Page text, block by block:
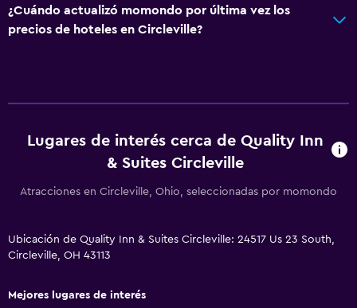
Salud y seguridad
Cámaras CCTV en el exterior
Zona de estar
Teléfono
Estacionamiento y transporte
¿Cuándo actualizó momondo por última vez los
precios de hoteles en Circleville?
Lugares de interés cerca de Quality Inn
& Suites Circleville
Atracciones en Circleville, Ohio, seleccionadas por momondo
Ubicación de Quality Inn & Suites Circleville: 24517 Us 23 South,
Circleville, OH 43113
Mejores lugares de interés